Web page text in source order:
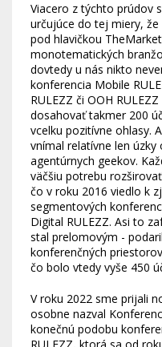
Viacero z týchto prúdov
určujúce do tej miery,
pod hlavičkou
monotematických
dovtedy u nás nikto
konferencia Mobile
RULEZZ či OOH
dosahovať takmer 200
vcelku pozitívne ohlasy.
vnímal relatívne len
agentúrnych geekov.
väčšiu potrebu
čo v roku 2016 viedlo k
segmentových
Digital RULEZZ. Asi to
stal prelomovým -
konferenčných
čo bolo vtedy vyše 450
V roku 2022 sme prijali
osobne nazval
konečnú podobu